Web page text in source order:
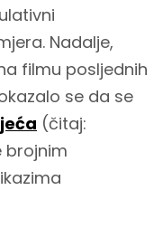
Nadalje,
filmu posljednih
se da se
(čitaj:
brojnim